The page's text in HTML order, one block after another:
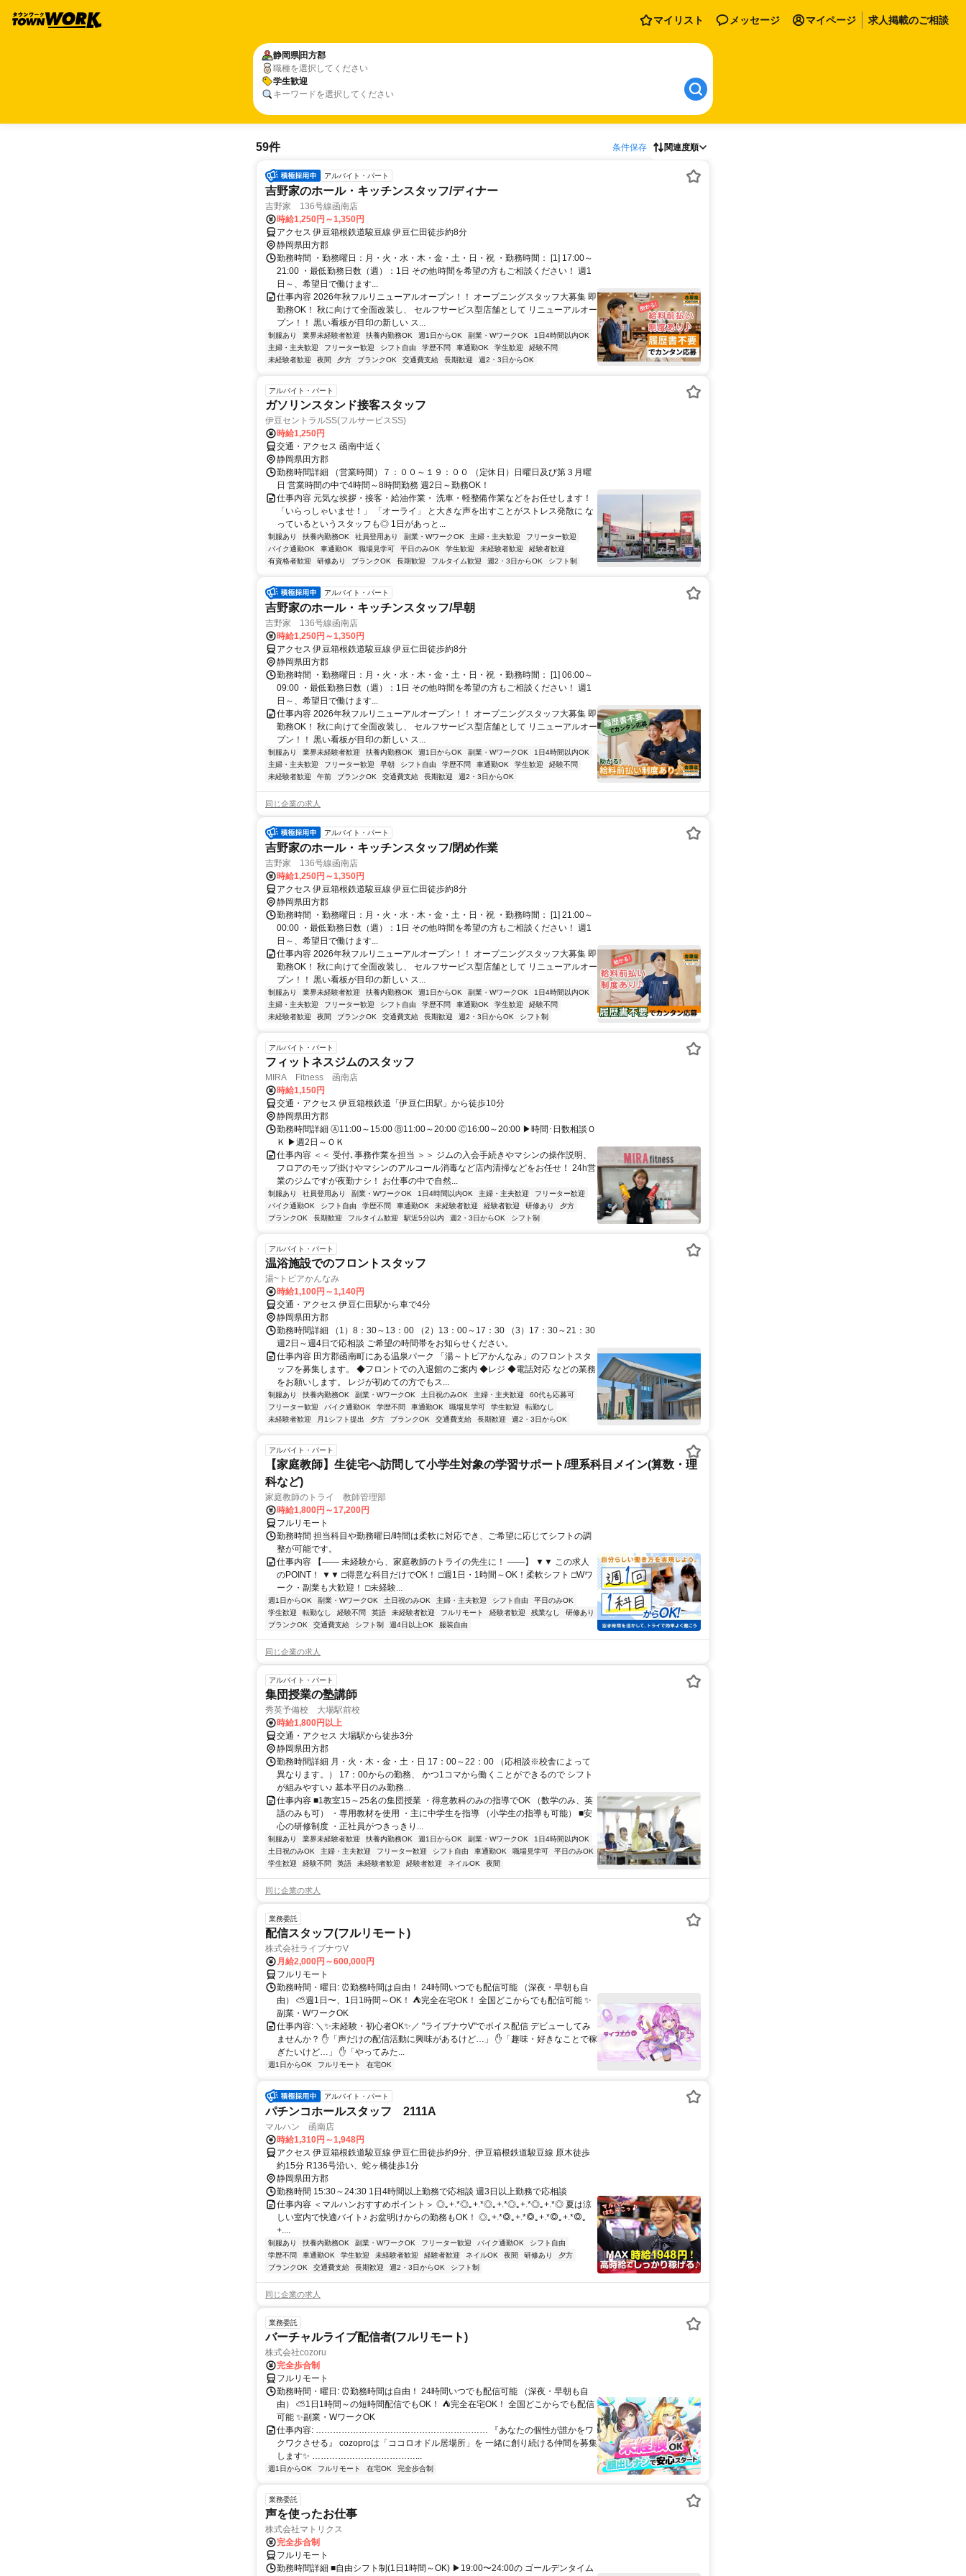
マイリスト メッセージ マイページ 求人掲載のご相談
静岡県 田方郡
職種を選択してください
学生歓迎
キーワードを選択してください
59件 条件保存 関連度順
アルバイト・パート
吉野家のホール・キッチンスタッフ/ディナー
吉野家 136号線函南店
時給1,250円～1,350円
アクセス 伊豆箱根鉄道駿豆線 伊豆仁田徒歩約8分
静岡県田方郡
勤務時間 ・勤務曜日：月・火・水・木・金・土・日・祝 ・勤務時間： [1] 17:00～
21:00 ・最低勤務日数（週）：1日 その他時間を希望の方もご相談ください！ 週1
日～、希望日で働けます...
仕事内容 2026年秋フルリニューアルオープン！！ オープニングスタッフ大募集 即
勤務OK！ 秋に向けて全面改装し、 セルフサービス型店舗として リニューアルオー
プン！！ 黒い看板が目印の新しい ス...
制服あり 業界未経験者歓迎 扶養内勤務OK 週1日からOK 副業・WワークOK
1日4時間以内OK
主婦・主夫歓迎
フリーター歓迎 シフト自由 学歴不問 車通勤OK 学生歓迎
経験不問
未経験者歓迎
夜間 夕方 ブランクOK 交通費支給 長期歓迎 週2・3日からOK
アルバイト・パート
ガソリンスタンド接客スタッフ
伊豆セントラルSS(フルサービスSS)
時給1,250円
交通・アクセス 函南中近く
静岡県田方郡
勤務時間詳細 （営業時間）７：００～１９：００ （定休日）日曜日及び第３月曜
日 営業時間の中で4時間～8時間勤務 週2日～勤務OK！
仕事内容 元気な挨拶・接客・給油作業・ 洗車・軽整備作業などをお任せします！
「いらっしゃいませ！」 「オーライ」 と大きな声を出すことがストレス発散に な
っているというスタッフも◎ 1日があっと...
制服あり 扶養内勤務OK 社員登用あり 副業・WワークOK 主婦・主夫歓迎
フリーター歓迎
バイク通勤OK
車通勤OK 職場見学可 平日のみOK 学生歓迎 未経験者歓迎
経験者歓迎
有資格者歓迎
研修あり ブランクOK 長期歓迎 フルタイム歓迎 週2・3日からOK シフト制
アルバイト・パート
吉野家のホール・キッチンスタッフ/早朝
吉野家 136号線函南店
時給1,250円～1,350円
アクセス 伊豆箱根鉄道駿豆線 伊豆仁田徒歩約8分
静岡県田方郡
勤務時間 ・勤務曜日：月・火・水・木・金・土・日・祝 ・勤務時間： [1] 06:00～
09:00 ・最低勤務日数（週）：1日 その他時間を希望の方もご相談ください！ 週1
日～、希望日で働けます...
仕事内容 2026年秋フルリニューアルオープン！！ オープニングスタッフ大募集 即
勤務OK！ 秋に向けて全面改装し、 セルフサービス型店舗として リニューアルオー
プン！！ 黒い看板が目印の新しい ス...
制服あり 業界未経験者歓迎 扶養内勤務OK 週1日からOK 副業・WワークOK
1日4時間以内OK
主婦・主夫歓迎
フリーター歓迎 早朝 シフト自由 学歴不問 車通勤OK 学生歓迎
経験不問
未経験者歓迎
午前 ブランクOK 交通費支給 長期歓迎 週2・3日からOK
同じ企業の求人
アルバイト・パート
吉野家のホール・キッチンスタッフ/閉め作業
吉野家 136号線函南店
時給1,250円～1,350円
アクセス 伊豆箱根鉄道駿豆線 伊豆仁田徒歩約8分
静岡県田方郡
勤務時間 ・勤務曜日：月・火・水・木・金・土・日・祝 ・勤務時間： [1] 21:00～
00:00 ・最低勤務日数（週）：1日 その他時間を希望の方もご相談ください！ 週1
日～、希望日で働けます...
仕事内容 2026年秋フルリニューアルオープン！！ オープニングスタッフ大募集 即
勤務OK！ 秋に向けて全面改装し、 セルフサービス型店舗として リニューアルオー
プン！！ 黒い看板が目印の新しい ス...
制服あり 業界未経験者歓迎 扶養内勤務OK 週1日からOK 副業・WワークOK
1日4時間以内OK
主婦・主夫歓迎
フリーター歓迎 シフト自由 学歴不問 車通勤OK 学生歓迎
経験不問
未経験者歓迎
夜間 ブランクOK 交通費支給 長期歓迎 週2・3日からOK シフト制
アルバイト・パート
フィットネスジムのスタッフ
MIRA Fitness 函南店
時給1,150円
交通・アクセス 伊豆箱根鉄道「伊豆仁田駅」から徒歩10分
静岡県田方郡
勤務時間詳細 Ⓐ11:00～15:00 Ⓑ11:00～20:00 Ⓒ16:00～20:00 ▶時間･日数相談Ｏ
Ｋ ▶週2日～ＯＫ
仕事内容 ＜＜ 受付､事務作業を担当 ＞＞ ジムの入会手続きやマシンの操作説明、
フロアのモップ掛けやマシンのアルコール消毒など店内清掃などをお任せ！ 24h営
業のジムですが夜勤ナシ！ お仕事の中で自然...
制服あり 社員登用あり 副業・WワークOK 1日4時間以内OK 主婦・主夫歓迎
フリーター歓迎
バイク通勤OK
シフト自由 学歴不問 車通勤OK 未経験者歓迎 経験者歓迎 研修あり
夕方
ブランクOK
長期歓迎 フルタイム歓迎 駅近5分以内 週2・3日からOK シフト制
アルバイト・パート
温浴施設でのフロントスタッフ
湯~トピアかんなみ
時給1,100円～1,140円
交通・アクセス 伊豆仁田駅から車で4分
静岡県田方郡
勤務時間詳細 （1）8：30～13：00 （2）13：00～17：30 （3）17：30～21：30
週2日～週4日で応相談 ご希望の時間帯をお知らせください。
仕事内容 田方郡函南町にある温泉パーク 「湯～トピアかんなみ」のフロントスタ
ッフを募集します。 ◆フロントでの入退館のご案内 ◆レジ ◆電話対応 などの業務
をお願いします。 レジが初めての方でもス...
制服あり 扶養内勤務OK 副業・WワークOK 土日祝のみOK 主婦・主夫歓迎
60代も応募可
フリーター歓迎
バイク通勤OK 学歴不問 車通勤OK 職場見学可 学生歓迎
転勤なし
未経験者歓迎
月1シフト提出 夕方 ブランクOK 交通費支給 長期歓迎 週2・3日からOK
アルバイト・パート
【家庭教師】生徒宅へ訪問して小学生対象の学習サポート/理系科目メイン(算数・理
科など)
家庭教師のトライ 教師管理部
時給1,800円～17,200円
フルリモート
勤務時間 担当科目や勤務曜日/時間は柔軟に対応でき、ご希望に応じてシフトの調
整が可能です。
仕事内容 【―― 未経験から、家庭教師のトライの先生に！ ――】 ▼▼ この求人
のPOINT！ ▼▼ □得意な科目だけでOK！ □週1日・1時間～OK！柔軟シフト □Wワ
ーク・副業も大歓迎！ □未経験...
週1日からOK 副業・WワークOK 土日祝のみOK 主婦・主夫歓迎 シフト自由
平日のみOK
学生歓迎
転勤なし 経験不問 英語 未経験者歓迎 フルリモート 経験者歓迎 残業なし
研修あり
ブランクOK
交通費支給 シフト制 週4日以上OK 服装自由
同じ企業の求人
アルバイト・パート
集団授業の塾講師
秀英予備校 大場駅前校
時給1,800円以上
交通・アクセス 大場駅から徒歩3分
静岡県田方郡
勤務時間詳細 月・火・木・金・土・日 17：00～22：00 （応相談※校舎によって
異なります。） 17：00からの勤務、 かつ1コマから働くことができるので シフト
が組みやすい♪ 基本平日のみ勤務...
仕事内容 ■1教室15～25名の集団授業 ・得意教科のみの指導でOK （数学のみ、英
語のみも可） ・専用教材を使用 ・主に中学生を指導 （小学生の指導も可能） ■安
心の研修制度 ・正社員がつきっきり...
制服あり 業界未経験者歓迎 扶養内勤務OK 週1日からOK 副業・WワークOK
1日4時間以内OK
土日祝のみOK
主婦・主夫歓迎 フリーター歓迎 シフト自由 車通勤OK 職場見学可
平日のみOK
学生歓迎
経験不問 英語 未経験者歓迎 経験者歓迎 ネイルOK 夜間
同じ企業の求人
業務委託
配信スタッフ(フルリモート)
株式会社ライブナウV
月給2,000円～600,000円
フルリモート
勤務時間・曜日: ⏰勤務時間は自由！ 24時間いつでも配信可能 （深夜・早朝も自
由） ⛅週1日〜、1日1時間～OK！ ⛺完全在宅OK！ 全国どこからでも配信可能 ✨
副業・WワークOK
仕事内容: ＼✨未経験・初心者OK✨／ "ライブナウV"でボイス配信 デビューしてみ
ませんか？ ✋「声だけの配信活動に興味があるけど…」 ✋「趣味・好きなことで稼
ぎたいけど…」 ✋「やってみた...
週1日からOK フルリモート 在宅OK
アルバイト・パート
パチンコホールスタッフ 2111A
マルハン 函南店
時給1,310円～1,948円
アクセス 伊豆箱根鉄道駿豆線 伊豆仁田徒歩約9分、伊豆箱根鉄道駿豆線 原木徒歩
約15分 R136号沿い、蛇ヶ橋徒歩1分
静岡県田方郡
勤務時間 15:30～24:30 1日4時間以上勤務で応相談 週3日以上勤務で応相談
仕事内容 ＜マルハンおすすめポイント＞ ◎｡+.*◎｡+.*◎｡+.*◎｡+.*◎｡+.*◎ 夏は涼
しい室内で快適バイト♪ お盆明けからの勤務もOK！ ◎｡+.*◎｡+.*◎｡+.*◎｡+.*◎｡
+....
制服あり 扶養内勤務OK 副業・WワークOK フリーター歓迎 バイク通勤OK
シフト自由
学歴不問
車通勤OK 学生歓迎 未経験者歓迎 経験者歓迎 ネイルOK 夜間 研修あり
夕方
ブランクOK
交通費支給 長期歓迎 週2・3日からOK シフト制
同じ企業の求人
業務委託
バーチャルライブ配信者(フルリモート)
株式会社cozoru
完全歩合制
フルリモート
勤務時間・曜日: ⏰勤務時間は自由！ 24時間いつでも配信可能 （深夜・早朝も自
由） ⛅1日1時間～の短時間配信でもOK！ ⛺完全在宅OK！ 全国どこからでも配信
可能 ✨副業・WワークOK
仕事内容: …………………………………………………… 『あなたの個性が誰かをワ
クワクさせる』 cozoproは「ココロオドル居場所」を 一緒に創り続ける仲間を募集
します✨ ………………………………...
週1日からOK フルリモート 在宅OK 完全歩合制
業務委託
声を使ったお仕事
株式会社マトリクス
完全歩合制
フルリモート
勤務時間詳細 ■自由シフト制(1日1時間～OK) ▶19:00〜24:00の ゴールデンタイム